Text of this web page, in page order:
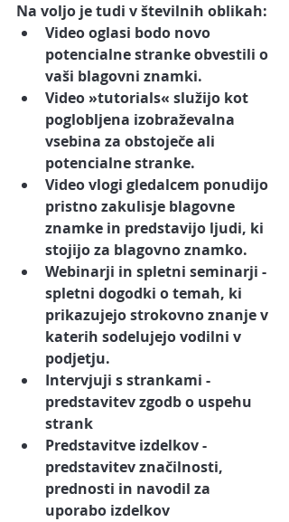
Na voljo je tudi v številnih oblikah:
Video oglasi bodo novo
potencialne stranke obvestili o
vaši blagovni znamki.
Video »tutorials« služijo kot
poglobljena izobraževalna
vsebina za obstoječe ali
potencialne stranke.
Video vlogi gledalcem ponudijo
pristno zakulisje blagovne
znamke in predstavijo ljudi, ki
stojijo za blagovno znamko.
Webinarji in spletni seminarji -
spletni dogodki o temah, ki
prikazujejo strokovno znanje v
katerih sodelujejo vodilni v
podjetju.
Intervjuji s strankami -
predstavitev zgodb o uspehu
strank
Predstavitve izdelkov -
predstavitev značilnosti,
prednosti in navodil za
uporabo izdelkov